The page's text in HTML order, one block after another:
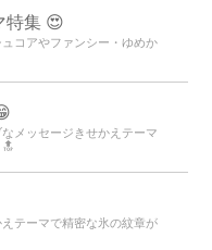
特集 😍
コアやファンシー・ゆめか
メッセージきせかえテーマ
テーマで精密な氷の紋章が